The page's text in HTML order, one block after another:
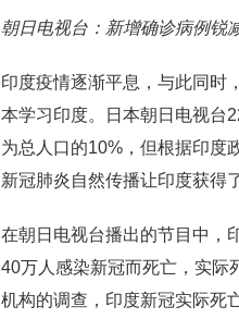
朝日电视台：新增确诊病例锐
印度疫情逐渐平息，与此同时
本学习印度。日本朝日电视台
为总人口的10%，但根据印度
新冠肺炎自然传播让印度获得
在朝日电视台播出的节目中，
40万人感染新冠而死亡，实际
机构的调查，印度新冠实际死